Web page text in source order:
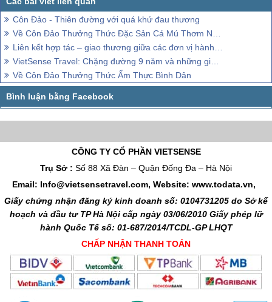
Côn Đảo - Thiên đường với quá khứ đau thương
Về Côn Đảo Thưởng Thức Đặc Sản Cá Mú Thơm Ngon Bổ Dưỡng
Liên kết hợp tác – giao thương giữa các đơn vị hành trình
VietSense Travel: Chặng đường 9 năm và những giải thưởng danh giá
Về Côn Đảo Thưởng Thức Ẩm Thực Bình Dân
CÔNG TY CỔ PHẦN VIETSENSE
Trụ Sở : Số 88 Xã Đàn – Quận Đống Đa – Hà Nội
Email: Info@vietsensetravel.com, Website: www.todata.vn,
Giấy chứng nhận đăng ký kinh doanh số: 0104731205 do Sở kế
hoạch và đầu tư TP Hà Nội cấp ngày 03/06/2010 Giấy phép lữ
hành Quốc Tế số: 01-687/2014/TCDL-GP LHQT
CHẤP NHẬN THANH TOÁN